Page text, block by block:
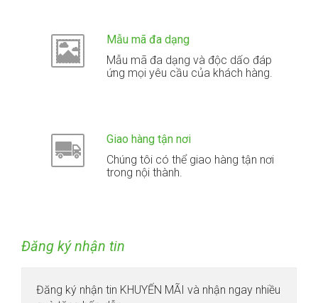
Mẫu mã đa dạng
Mẫu mã đa dạng và độc dấo đáp
ứng mọi yêu cầu của khách hàng.
Giao hàng tận nơi
Chúng tôi có thể giao hàng tận nơi
trong nội thành.
Đăng ký nhận tin
Đăng ký nhận tin KHUYẾN MÃI và nhận ngay nhiều